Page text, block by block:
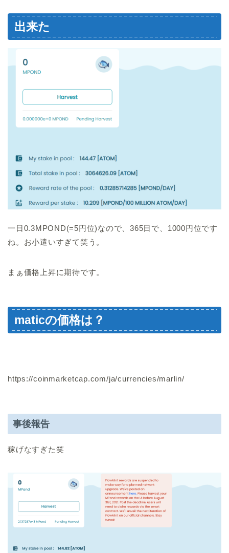
出来た
一日0.3MPOND(=5円位)なので、365日で、1000円位です
ね。お小遣いすぎて笑う。
まぁ価格上昇に期待です。
maticの価格は？
https://coinmarketcap.com/ja/currencies/marlin/
事後報告
稼げなすぎた笑